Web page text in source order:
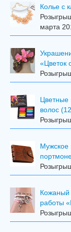
Колье с
марта
«Цветок
Цветные
волос
Мужское
Кожаный
работы